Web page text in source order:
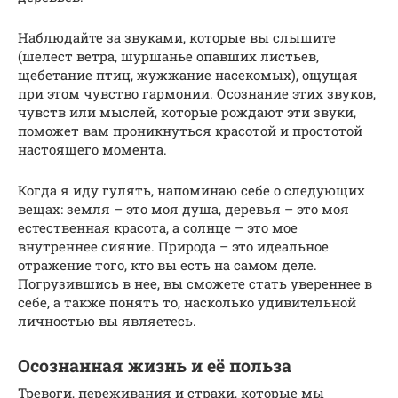
Наблюдайте за звуками, которые вы слышите
(шелест ветра, шуршанье опавших листьев,
щебетание птиц, жужжание насекомых), ощущая
при этом чувство гармонии. Осознание этих звуков,
чувств или мыслей, которые рождают эти звуки,
поможет вам проникнуться красотой и простотой
настоящего момента.
Когда я иду гулять, напоминаю себе о следующих
вещах: земля – это моя душа, деревья – это моя
естественная красота, а солнце – это мое
внутреннее сияние. Природа – это идеальное
отражение того, кто вы есть на самом деле.
Погрузившись в нее, вы сможете стать увереннее в
себе, а также понять то, насколько удивительной
личностью вы являетесь.
Осознанная жизнь и её польза
Тревоги, переживания и страхи, которые мы